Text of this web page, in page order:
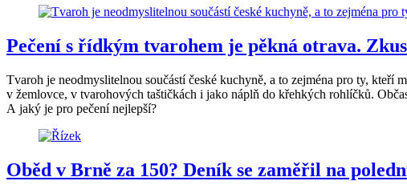
Pečení s řídkým tvarohem je pěkná otrava.
Tvaroh je neodmyslitelnou součástí české kuchyně, a to zejména pro ty,
v žemlovce, v tvarohových taštičkách i jako náplň do křehkých rohlíčků.
A jaký je pro pečení nejlepší?
Oběd v Brně za 150? Deník se zaměřil na